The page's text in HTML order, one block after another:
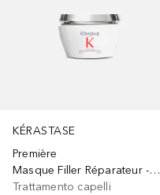
KÉRASTASE
Première
Masque Filler Réparateur - Maschera Filler Riparatrice per Capelli Danneggiati
Trattamento capelli